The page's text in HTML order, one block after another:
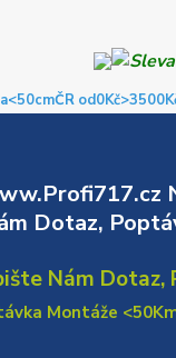
ČR od0Kč
Dotaz,
Nám Dotaz,
Montáže